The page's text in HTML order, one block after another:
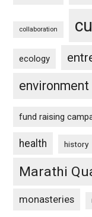
collaboration
ecology
environment
fund raising
health history
Marathi
monasteries